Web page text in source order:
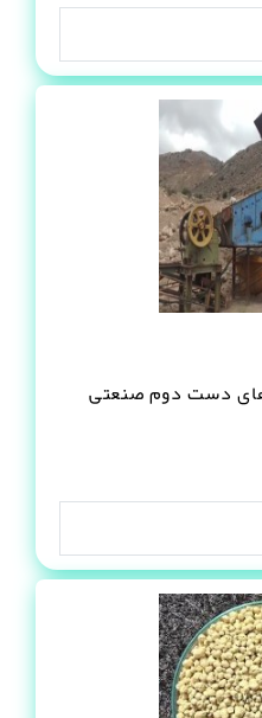
دست دوم صنعتی